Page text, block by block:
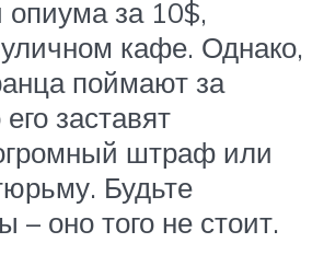
опиума за 10$,
кафе. Однако,
поймают за
заставят
штраф или
Будьте
– оно того не стоит.